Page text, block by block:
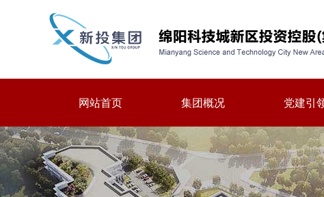
网站首页 集团概况 党建引